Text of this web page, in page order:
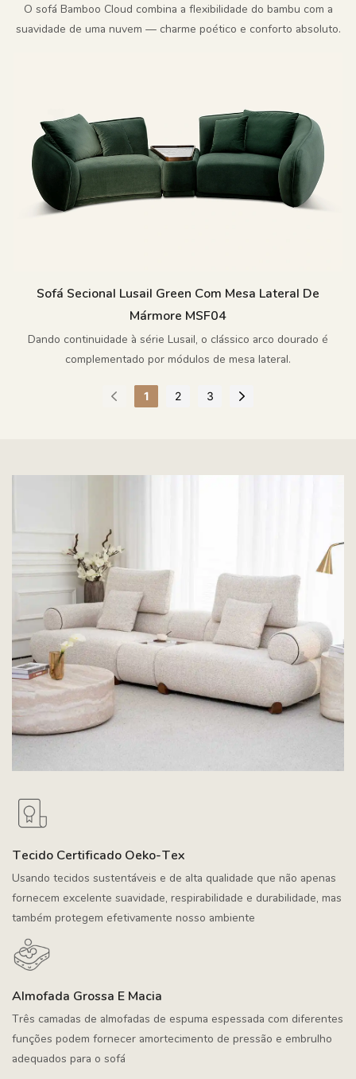
O sofá Bamboo Cloud combina a flexibilidade do bambu com a
suavidade de uma nuvem — charme poético e conforto absoluto.
Sofá Secional Lusail Green Com Mesa Lateral De
Mármore MSF04
Dando continuidade à série Lusail, o clássico arco dourado é
complementado por módulos de mesa lateral.
1 2 3
Tecido Certificado Oeko-Tex
Usando tecidos sustentáveis ​​e de alta qualidade que não apenas
fornecem excelente suavidade, respirabilidade e durabilidade, mas
também protegem efetivamente nosso ambiente
Almofada Grossa E Macia
Três camadas de almofadas de espuma espessada com diferentes
funções podem fornecer amortecimento de pressão e embrulho
adequados para o sofá